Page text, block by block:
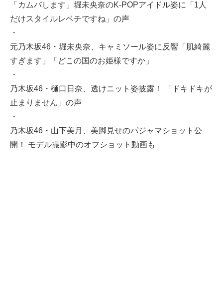
「カムバします」堀未央奈のK-POPアイドル姿に「1人
だけスタイルレベチですね」の声
・
元乃木坂46・堀未央奈、キャミソール姿に反響「肌綺麗
すぎます」「どこの国のお姫様ですか」
・
乃木坂46・樋口日奈、透けニット姿披露！ 「ドキドキが
止まりません」の声
・
乃木坂46・山下美月、美脚見せのパジャマショット公
開！ モデル撮影中のオフショット動画も